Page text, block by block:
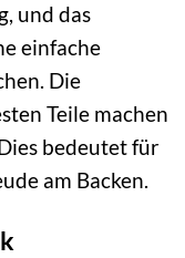
und das
einfache
Die
Teile machen
bedeutet für
am Backen.